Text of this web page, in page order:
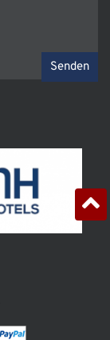
Senden